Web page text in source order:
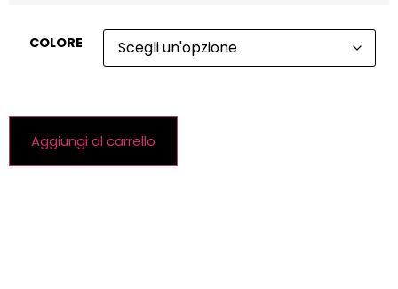
COLORE
Aggiungi al carrello